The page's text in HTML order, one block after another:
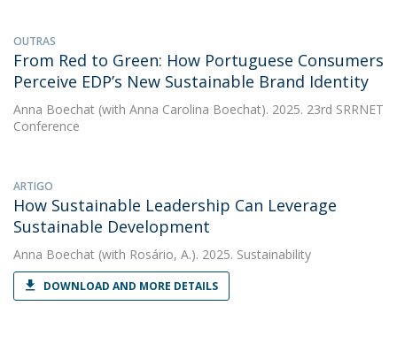
OUTRAS
From Red to Green: How Portuguese Consumers
Perceive EDP’s New Sustainable Brand Identity
Anna Boechat (with Anna Carolina Boechat). 2025. 23rd SRRNET
Conference
ARTIGO
How Sustainable Leadership Can Leverage
Sustainable Development
Anna Boechat (with Rosário, A.). 2025. Sustainability
DOWNLOAD AND MORE DETAILS